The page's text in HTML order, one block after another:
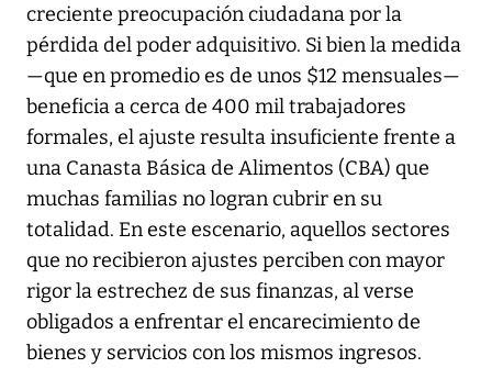
creciente preocupación ciudadana por la
pérdida del poder adquisitivo. Si bien la medida
—que en promedio es de unos $12 mensuales—
beneficia a cerca de 400 mil trabajadores
formales, el ajuste resulta insuficiente frente a
una Canasta Básica de Alimentos (CBA) que
muchas familias no logran cubrir en su
totalidad. En este escenario, aquellos sectores
que no recibieron ajustes perciben con mayor
rigor la estrechez de sus finanzas, al verse
obligados a enfrentar el encarecimiento de
bienes y servicios con los mismos ingresos.